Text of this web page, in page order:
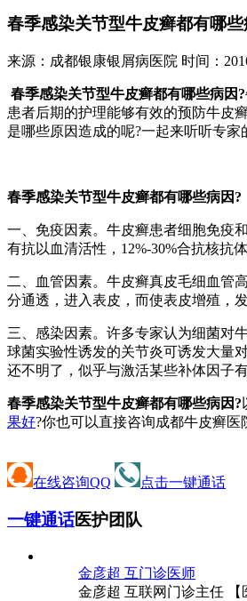
春季感染关节型牛皮癣都有哪些
来源：成都银康银屑病医院 时间：
春季感染关节型牛皮癣都有哪些病因?
患者后期的护理能够有效的预防牛皮
是哪些原因造成的呢?一起来听听专家
春季感染关节型牛皮癣都有哪些病因?
一、免疫因素。牛皮癣患者细胞免疫
有抗以血清活性，12%-30%合抗核抗
二、血管因素。牛皮癣真皮毛细血管
分通透，进入表皮，而使表皮增殖，
三、感染因素。许多专家认为细菌对
球菌实验性诱发的关节炎可诱发大量
还不明了，似乎与激活某些补体因子有
春季感染关节型牛皮癣都有哪些病因?
果好?你也可以直接咨询成都牛皮癣医
在线咨询QQ 点击一键通话
一键通话医护团队
金彦超 互门诊医师
金彦超 互联网门诊主任